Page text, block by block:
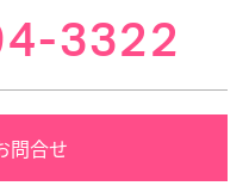
3322
問合せ